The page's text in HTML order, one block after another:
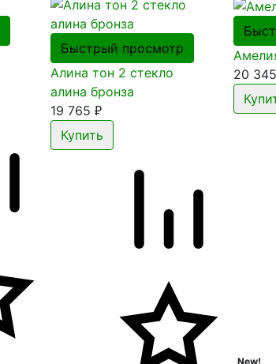
Быстрый просмотр
Алина тон 2 стекло
алина бронза
19 765 ₽
20 345
New!